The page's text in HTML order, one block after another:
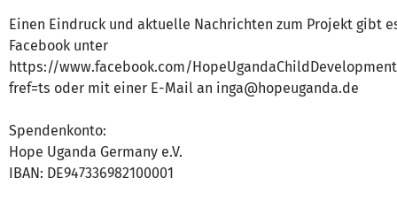
Einen Eindruck und aktuelle Nachrichten zum Projekt gibt
Facebook unter
https://www.facebook.com/
fref=ts oder mit einer E-Mail an inga@hopeuganda.de
Spendenkonto:
Hope Uganda Germany e.V.
IBAN: DE947336982100001